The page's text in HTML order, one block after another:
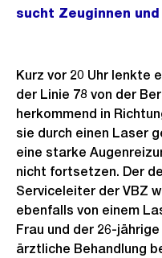
sucht Zeuginnen
Kurz vor 20 Uhr lenkte
der Linie 78 von der
herkommend in
sie durch einen Laser
eine starke
nicht fortsetzen. Der
Serviceleiter der VBZ
ebenfalls von einem
Frau und der 26-
ärztliche Behandlung